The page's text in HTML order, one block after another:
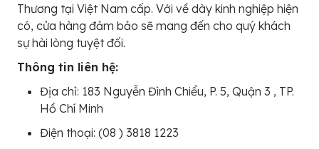
Thương tại Việt Nam cấp. Với về dày kinh nghiệp hiện
có, cửa hàng đảm bảo sẽ mang đến cho quý khách
sự hài lòng tuyệt đối.
Thông tin liên hệ:
Địa chỉ: 183 Nguyễn Đình Chiểu, P. 5, Quận 3 , TP.
Hồ Chí Minh
Điện thoại: (08 ) 3818 1223